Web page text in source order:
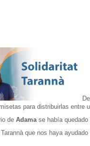
para distribuirlas entre
deAdamase había quedado
que nos haya